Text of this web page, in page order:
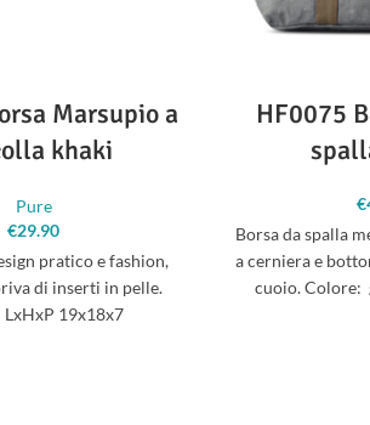
Marsupio a
khaki
Pure
€29.90
pratico e fashion,
di inserti in pelle.
LxHxP 19x18x7
HF0075
€
Borsa da spalla
a cerniera e
cuoio. Colore: